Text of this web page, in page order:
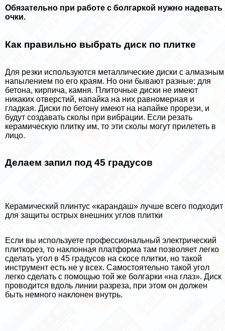
Обязательно при работе с болгаркой нужно надевать
очки.
Как правильно выбрать диск по плитке
Для резки используются металлические диски с алмазным
напылением по его краям. Но они бывают разные: для
бетона, кирпича, камня. Плиточные диски не имеют
никаких отверстий, напайка на них равномерная и
гладкая. Диски по бетону имеют на напайке прорези, и
будут создавать сколы при вибрации. Если резать
керамическую плитку им, то эти сколы могут прилететь в
лицо.
Делаем запил под 45 градусов
Керамический плинтус «карандаш» лучше всего подходит
для защиты острых внешних углов плитки
Если вы используете профессиональный электрический
плиткорез, то наклонная платформа там позволяет легко
сделать угол в 45 градусов на скосе плитки, но такой
инструмент есть не у всех. Самостоятельно такой угол
легко сделать с помощью той же болгарки «на глаз». Диск
проводится вдоль линии разреза, при этом он должен
быть немного наклонен внутрь.